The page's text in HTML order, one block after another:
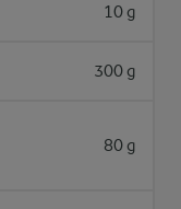
10 g
300 g
80 g